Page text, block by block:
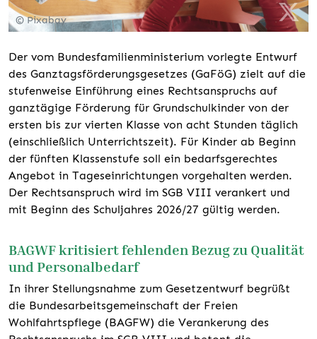
© Pixabay
Der vom Bundesfamilienministerium vorlegte Entwurf
des Ganztagsförderungsgesetzes (GaFöG) zielt auf die
stufenweise Einführung eines Rechtsanspruchs auf
ganztägige Förderung für Grundschulkinder von der
ersten bis zur vierten Klasse von acht Stunden täglich
(einschließlich Unterrichtszeit). Für Kinder ab Beginn
der fünften Klassenstufe soll ein bedarfsgerechtes
Angebot in Tageseinrichtungen vorgehalten werden.
Der Rechtsanspruch wird im SGB VIII verankert und
mit Beginn des Schuljahres 2026/27 gültig werden.
BAGWF kritisiert fehlenden Bezug zu Qualität
und Personalbedarf
In ihrer Stellungsnahme zum Gesetzentwurf begrüßt
die Bundesarbeitsgemeinschaft der Freien
Wohlfahrtspflege (BAGFW) die Verankerung des